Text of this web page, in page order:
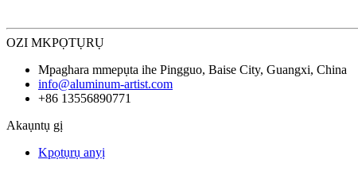
OZI MKPỌTỤRỤ
Mpaghara mmepụta ihe Pingguo, Baise City, Guangxi, China
info@aluminum-artist.com
+86 13556890771
Akaụntụ gị
Kpọtụrụ anyị